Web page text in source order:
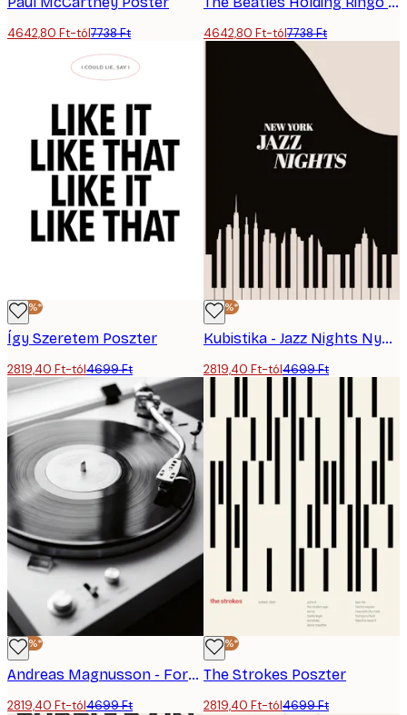
4642,80 Ft-tól7738 Ft 4642,80 Ft-tól7738 Ft
-40%*
Így Szeretem Poszter
2819,40 Ft-tól4699 Ft
-40%*
Kubistika - Jazz Nights Nyc Fekete Poszter
2819,40 Ft-tól4699 Ft
-40%*
Andreas Magnusson - Forgó Retró Lemezjátszó Poszter
2819,40 Ft-tól4699 Ft
-40%*
The Strokes Poszter
2819,40 Ft-tól4699 Ft